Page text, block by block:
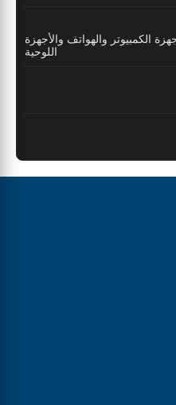
الكمبيوتر والهواتف والأجهزة
اللوحية